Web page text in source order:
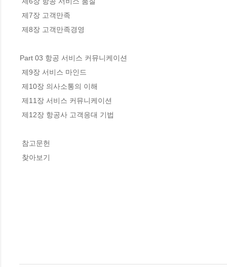
Part 03 항공 서비스 커뮤니케이션
찾아보기